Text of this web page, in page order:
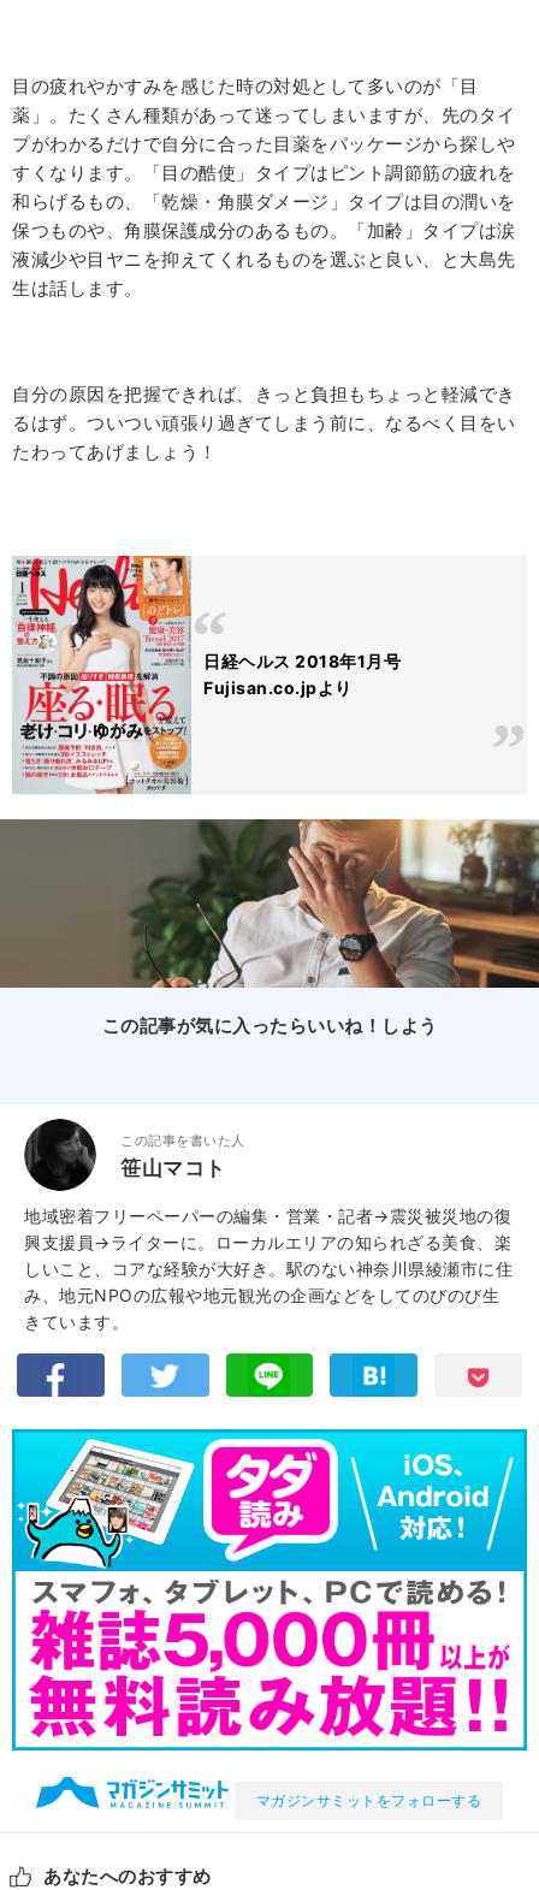
目の疲れやかすみを感じた時の対処として多いのが「目
薬」。たくさん種類があって迷ってしまいますが、先のタイ
プがわかるだけで自分に合った目薬をパッケージから探しや
すくなります。「目の酷使」タイプはピント調節筋の疲れを
和らげるもの、「乾燥・角膜ダメージ」タイプは目の潤いを
保つものや、角膜保護成分のあるもの。「加齢」タイプは涙
液減少や目ヤニを抑えてくれるものを選ぶと良い、と大島先
生は話します。
自分の原因を把握できれば、きっと負担もちょっと軽減でき
るはず。ついつい頑張り過ぎてしまう前に、なるべく目をい
たわってあげましょう！
日経ヘルス 2018年1月号
Fujisan.co.jpより
この記事が気に入ったらいいね！しよう
この記事を書いた人
笹山マコト
地域密着フリーペーパーの編集・営業・記者→震災被災地の復
興支援員→ライターに。ローカルエリアの知られざる美食、楽
しいこと、コアな経験が大好き。駅のない神奈川県綾瀬市に住
み、地元NPOの広報や地元観光の企画などをしてのびのび生
きています。
マガジンサミットをフォローする
あなたへのおすすめ